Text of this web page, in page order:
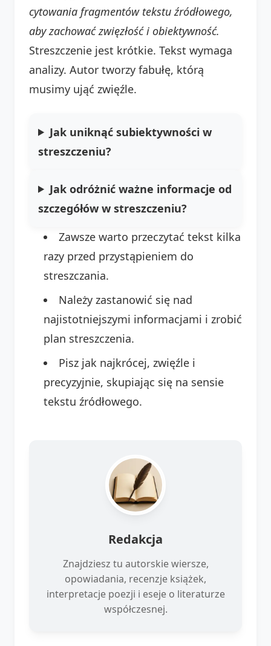
cytowania fragmentów tekstu źródłowego,
aby zachować zwięzłość i obiektywność.
Streszczenie jest krótkie. Tekst wymaga
analizy. Autor tworzy fabułę, którą
musimy ująć zwięźle.
Jak uniknąć subiektywności w
streszczeniu?
Jak odróżnić ważne informacje od
szczegółów w streszczeniu?
Zawsze warto przeczytać tekst kilka
razy przed przystąpieniem do
streszczania.
Należy zastanowić się nad
najistotniejszymi informacjami i zrobić
plan streszczenia.
Pisz jak najkrócej, zwięźle i
precyzyjnie, skupiając się na sensie
tekstu źródłowego.
Redakcja
Znajdziesz tu autorskie wiersze,
opowiadania, recenzje książek,
interpretacje poezji i eseje o literaturze
współczesnej.